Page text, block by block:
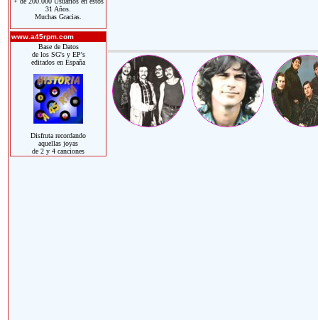
31 Años.
Muchas Gracias.
www.a45rpm.com
Base de Datos
de los SG's y EP's
editados en España
Disfruta recordando
aquellas joyas
de 2 y 4 canciones